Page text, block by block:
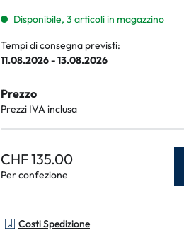
Disponibile, 3 articoli in magazzino
Tempi di consegna previsti:
11.08.2026 - 13.08.2026
Prezzo
Prezzi IVA inclusa
CHF 135.00
Per confezione
Costi Spedizione